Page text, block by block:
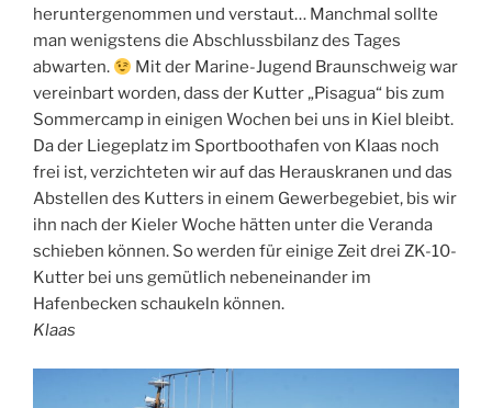
heruntergenommen und verstaut… Manchmal sollte
man wenigstens die Abschlussbilanz des Tages
abwarten.
Mit der Marine-Jugend Braunschweig war
vereinbart worden, dass der Kutter „Pisagua“ bis zum
Sommercamp in einigen Wochen bei uns in Kiel bleibt.
Da der Liegeplatz im Sportboothafen von Klaas noch
frei ist, verzichteten wir auf das Herauskranen und das
Abstellen des Kutters in einem Gewerbegebiet, bis wir
ihn nach der Kieler Woche hätten unter die Veranda
schieben können. So werden für einige Zeit drei ZK-10-
Kutter bei uns gemütlich nebeneinander im
Hafenbecken schaukeln können.
Klaas